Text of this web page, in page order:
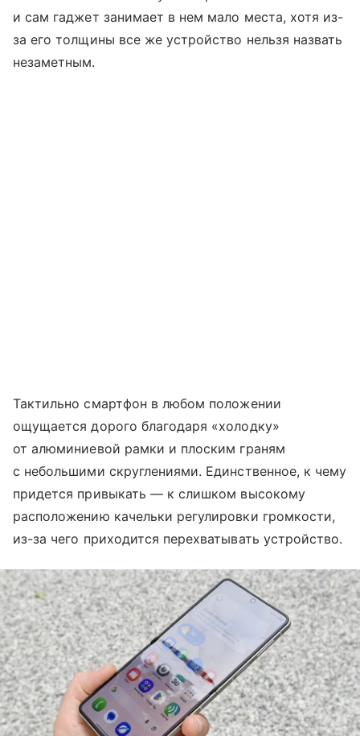
и сам гаджет занимает в нем мало места, хотя из-
за его толщины все же устройство нельзя назвать
незаметным.
Тактильно смартфон в любом положении
ощущается дорого благодаря «холодку»
от алюминиевой рамки и плоским граням
с небольшими скруглениями. Единственное, к чему
придется привыкать — к слишком высокому
расположению качельки регулировки громкости,
из-за чего приходится перехватывать устройство.